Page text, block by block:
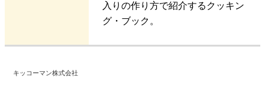
入りの作り方で紹介するクッキン
グ・ブック。
キッコーマン株式会社